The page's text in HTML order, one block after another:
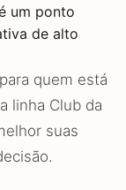
um ponto
de alto
quem está
linha Club da
suas